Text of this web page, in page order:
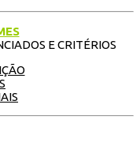
E CRITÉRIOS